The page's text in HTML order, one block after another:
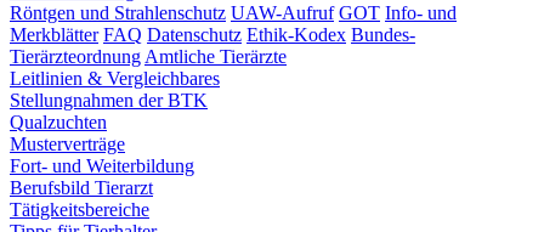
Röntgen und Strahlenschutz UAW-Aufruf GOT Info- und
Merkblätter FAQ Datenschutz Ethik-Kodex Bundes-
Tierärzteordnung Amtliche Tierärzte
Leitlinien & Vergleichbares
Stellungnahmen der BTK
Qualzuchten
Musterverträge
Fort- und Weiterbildung
Berufsbild Tierarzt
Tätigkeitsbereiche